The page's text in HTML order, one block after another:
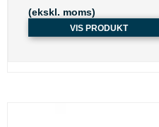
(ekskl. moms)
VIS PRODUKT